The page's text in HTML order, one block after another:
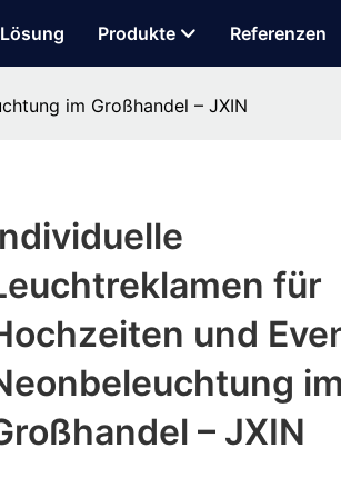
Lösung Produkte Referenzen
im Großhandel – JXIN
für
und
– JXIN